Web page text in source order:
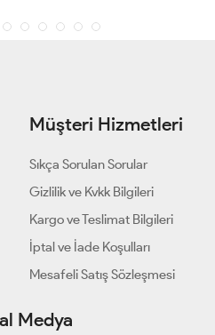
Müşteri Hizmetleri
Sıkça Sorulan Sorular
Gizlilik ve Kvkk Bilgileri
Kargo ve Teslimat Bilgileri
İptal ve İade Koşulları
Mesafeli Satış Sözleşmesi
Medya